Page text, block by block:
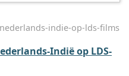
indie-op-lds-films
Indië op LDS-